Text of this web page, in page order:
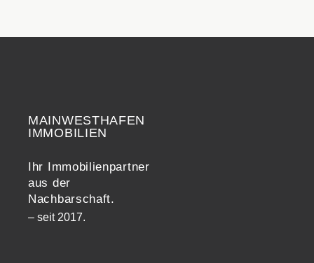
MAINWESTHAFEN
IMMOBILIEN
Ihr Immobilienpartner
aus der
Nachbarschaft.
– seit 2017.